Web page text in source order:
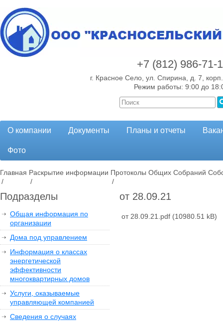
+7 (812) 986-71-
г. Красное Село, ул. Спирина, д. 7,
Режим работы: 9:00 до
О компании Документы Планы и отчеты
Фото
Главная
/
Раскрытие информации
/
Протоколы Общих Собраний
/
Подразделы
Общая информация по
организации
Дома под управлением
Информация о классах
энергетической
эффективности
многоквартирных домов
Услуги, оказываемые
управляющей компанией
Сведения о случаях
от 28.09.21
от 28.09.21.pdf (10980.51 kB)